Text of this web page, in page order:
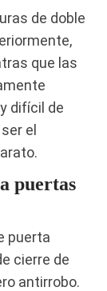
de doble
que las
difícil de
el
puertas
puerta
cierre de
antirrobo.